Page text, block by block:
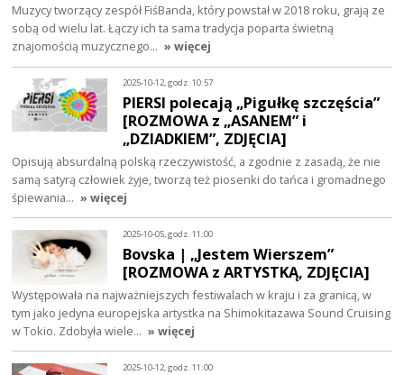
Muzycy tworzący zespół FiśBanda, który powstał w 2018 roku, grają ze
sobą od wielu lat. Łączy ich ta sama tradycja poparta świetną
znajomością muzycznego… » więcej
2025-10-12, godz. 10:57
PIERSI polecają „Pigułkę szczęścia”
[ROZMOWA z „ASANEM” i
„DZIADKIEM”, ZDJĘCIA]
Opisują absurdalną polską rzeczywistość, a zgodnie z zasadą, że nie
samą satyrą człowiek żyje, tworzą też piosenki do tańca i gromadnego
śpiewania… » więcej
2025-10-05, godz. 11:00
Bovska | „Jestem Wierszem”
[ROZMOWA z ARTYSTKĄ, ZDJĘCIA]
Występowała na najważniejszych festiwalach w kraju i za granicą, w
tym jako jedyna europejska artystka na Shimokitazawa Sound Cruising
w Tokio. Zdobyła wiele… » więcej
2025-10-12, godz. 11:00